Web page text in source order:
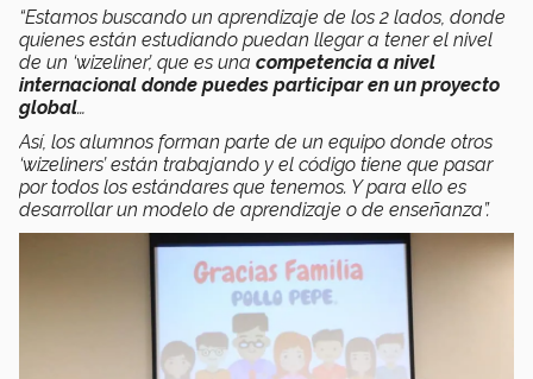
“Estamos buscando un aprendizaje de los 2 lados, donde
quienes están estudiando puedan llegar a tener el nivel
de un ‘wizeliner’, que es una competencia a nivel
internacional donde puedes participar en un proyecto
global…
Así, los alumnos forman parte de un equipo donde otros
‘wizeliners’ están trabajando y el código tiene que pasar
por todos los estándares que tenemos. Y para ello es
desarrollar un modelo de aprendizaje o de enseñanza”.